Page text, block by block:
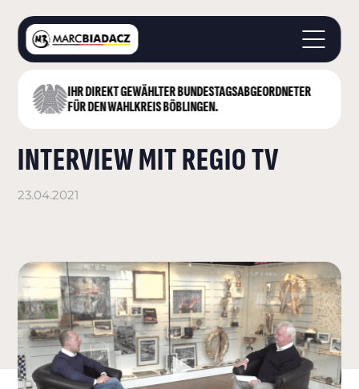
IHR DIREKT GEWÄHLTER BUNDESTAGS­ABGEORDNETER
FÜR DEN WAHLKREIS BÖBLINGEN.
STARTSEITE
LANDKREIS BÖBLINGEN
DEUTSCHER BUNDESTAG
INTERVIEW MIT REGIO TV
23.04.2021